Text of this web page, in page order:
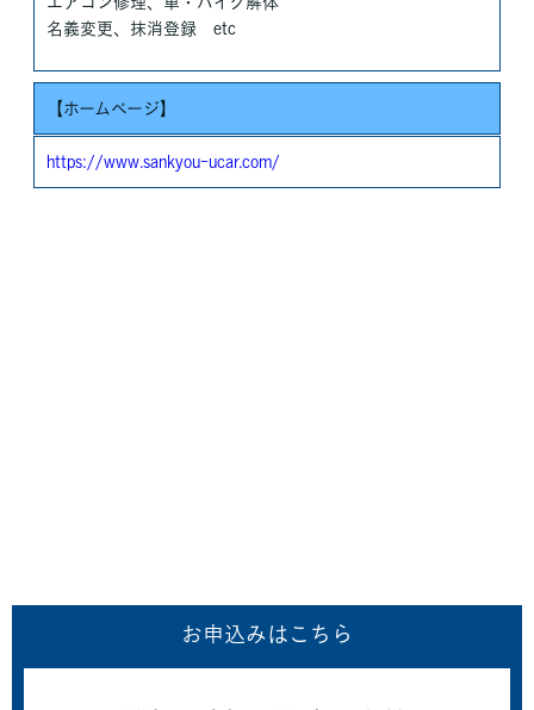
名義変更、抹消登録 etc
【ホームページ】
https://www.sankyou-ucar.com/
お申込みはこちら